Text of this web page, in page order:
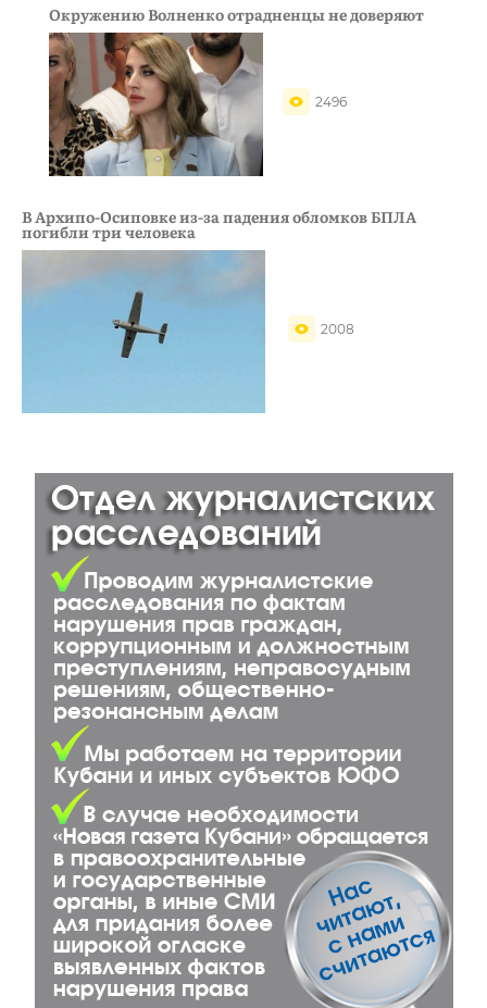
Окружению Волненко отрадненцы не доверяют
2496
В Архипо-Осиповке из-за падения обломков БПЛА
погибли три человека
2008